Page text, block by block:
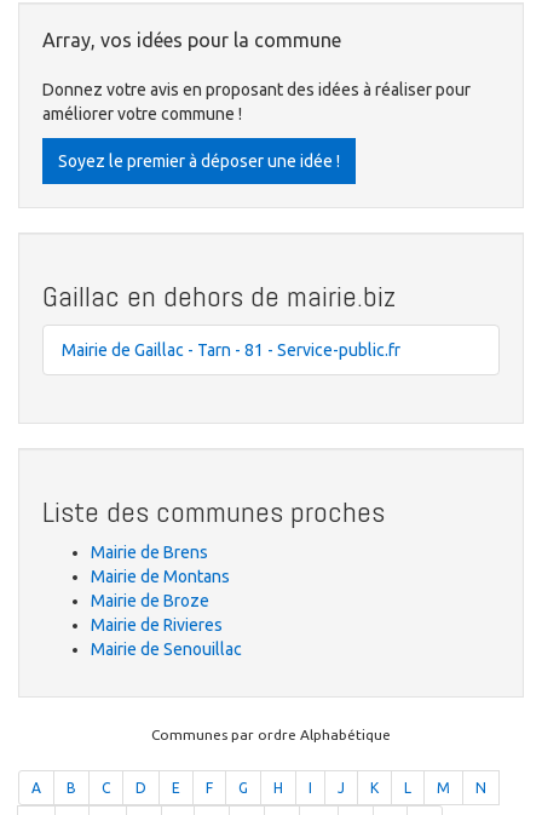
Array, vos idées pour la commune
Donnez votre avis en proposant des idées à réaliser pour
améliorer votre commune !
Soyez le premier à déposer une idée !
Gaillac en dehors de mairie.biz
Mairie de Gaillac - Tarn - 81 - Service-public.fr
Liste des communes proches
Mairie de Brens
Mairie de Montans
Mairie de Broze
Mairie de Rivieres
Mairie de Senouillac
Communes par ordre Alphabétique
A B C D E F G H J K L M N